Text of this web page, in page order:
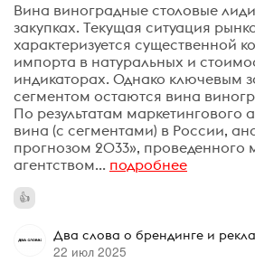
Вина виноградные столовые
закупках. Текущая ситуация
характеризуется существенной
импорта в натуральных и
индикаторах. Однако ключевым
сегментом остаются вина
По результатам маркетингового
вина (с сегментами) в России,
прогнозом 2033», проведенного
агентством... подробнее
Два слова о брендинге и
22 июл 2025